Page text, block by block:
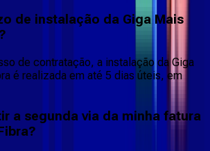
de instalação da Giga Mais
de contratação, a instalação da Giga
é realizada em até 5 dias úteis, em
a segunda via da minha fatura